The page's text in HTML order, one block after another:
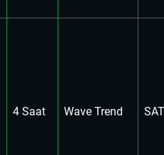
4 Saat Wave Trend SAT